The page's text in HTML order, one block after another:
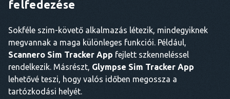
felfedezése
Sokféle szim-követő alkalmazás létezik, mindegyiknek
megvannak a maga különleges funkciói. Például,
Scannero Sim Tracker App fejlett szkenneléssel
rendelkezik. Másrészt, Glympse Sim Tracker App
lehetővé teszi, hogy valós időben megossza a
tartózkodási helyét.